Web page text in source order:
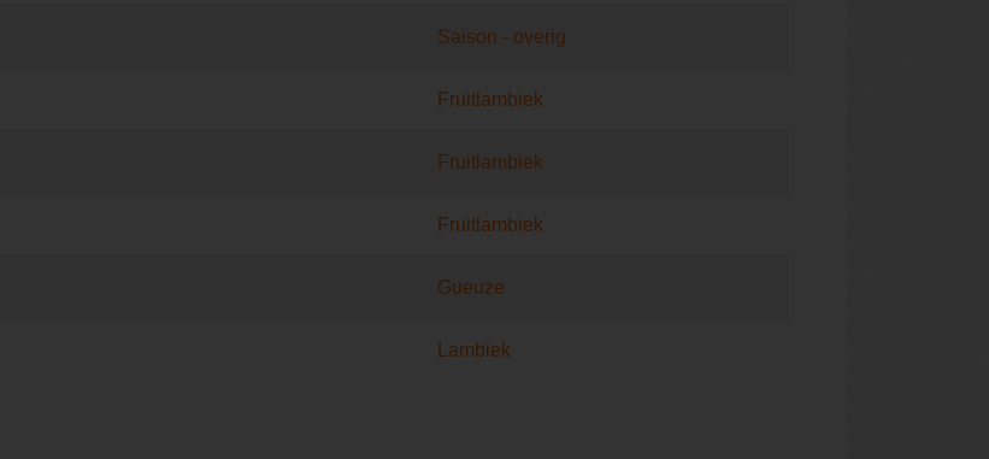
Saison - overig
Fruitlambiek
Fruitlambiek
Fruitlambiek
Gueuze
Lambiek